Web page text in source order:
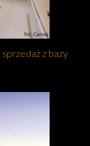
z bazy